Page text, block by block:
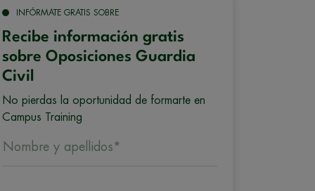
INFÓRMATE GRATIS SOBRE
Recibe información gratis
sobre Oposiciones Guardia
Civil
No pierdas la oportunidad de formarte en
Campus Training
Nombre y apellidos*